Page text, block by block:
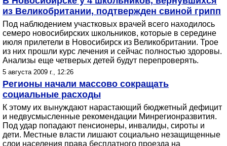
из Великобритании, подтвержден свиной грипп
Под наблюдением участковых врачей всего находилось
семеро новосибирских школьников, которые в середине
июля прилетели в Новосибирск из Великобритании. Трое
из них прошли курс лечения и сейчас полностью здоровы.
Анализы еще четверых детей будут перепроверять.
5 августа 2009 г., 12:26
Регионы начали массово сокращать
социальные расходы
К этому их вынуждают нарастающий бюджетный дефицит
и недвусмысленные рекомендации Минрегионразвития.
Под удар попадают пенсионеры, инвалиды, сироты и
дети. Местные власти лишают социально незащищенные
слои населения права бесплатного проезда на